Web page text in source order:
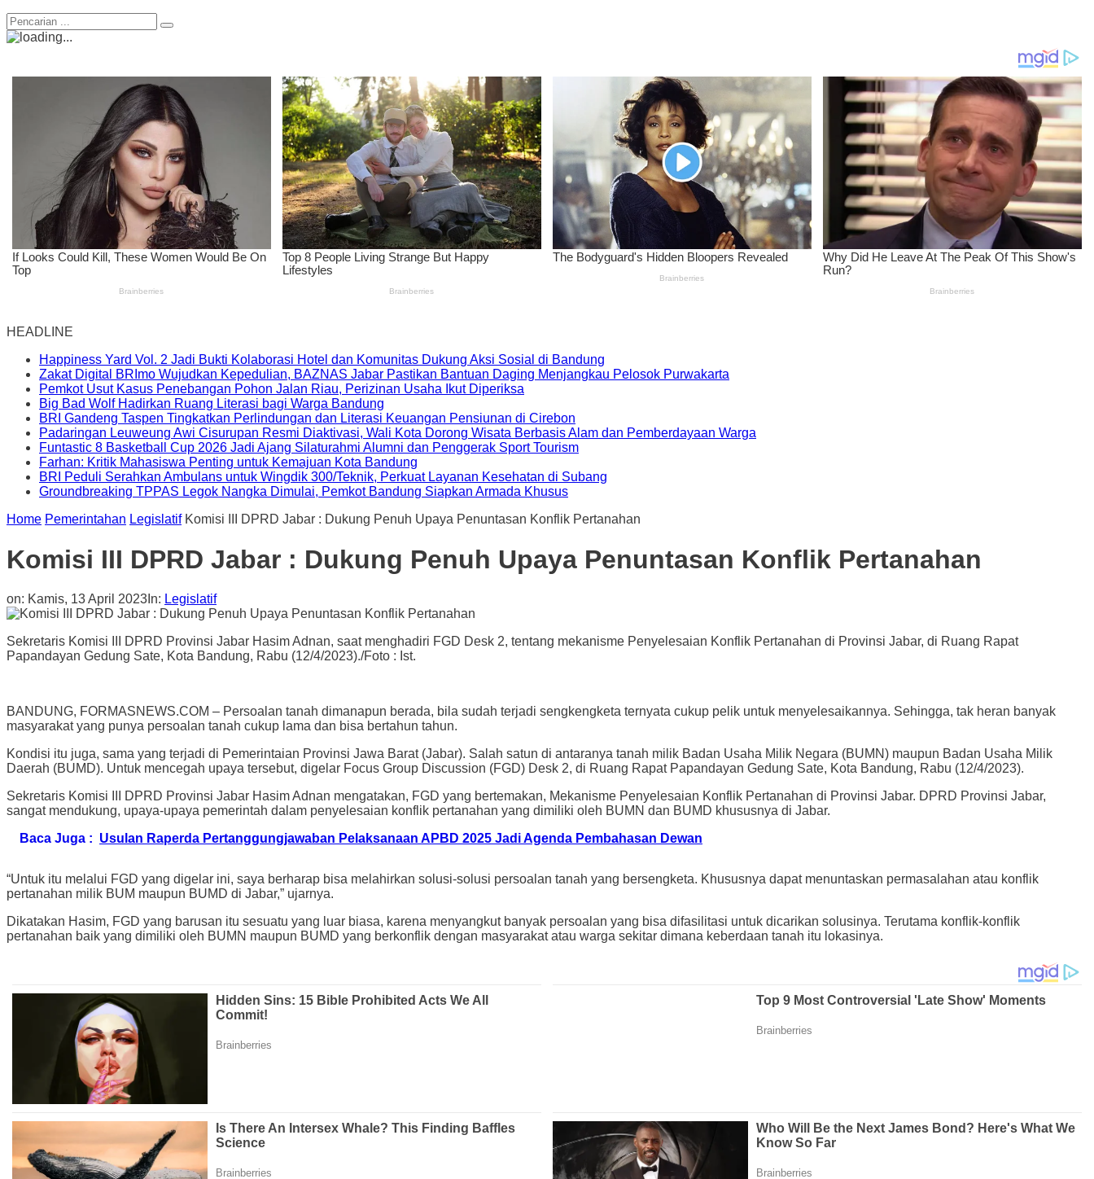
HEADLINE
Happiness Yard Vol. 2 Jadi Bukti Kolaborasi Hotel dan Komunitas Dukung Aksi Sosial di Bandung
Zakat Digital BRImo Wujudkan Kepedulian, BAZNAS Jabar Pastikan Bantuan Daging Menjangkau Pelosok Purwakarta
Pemkot Usut Kasus Penebangan Pohon Jalan Riau, Perizinan Usaha Ikut Diperiksa
Big Bad Wolf Hadirkan Ruang Literasi bagi Warga Bandung
BRI Gandeng Taspen Tingkatkan Perlindungan dan Literasi Keuangan Pensiunan di Cirebon
Padaringan Leuweung Awi Cisurupan Resmi Diaktivasi, Wali Kota Dorong Wisata Berbasis Alam dan Pemberdayaan Warga
Funtastic 8 Basketball Cup 2026 Jadi Ajang Silaturahmi Alumni dan Penggerak Sport Tourism
Farhan: Kritik Mahasiswa Penting untuk Kemajuan Kota Bandung
BRI Peduli Serahkan Ambulans untuk Wingdik 300/Teknik, Perkuat Layanan Kesehatan di Subang
Groundbreaking TPPAS Legok Nangka Dimulai, Pemkot Bandung Siapkan Armada Khusus
Home Pemerintahan Legislatif Komisi III DPRD Jabar : Dukung Penuh Upaya Penuntasan Konflik Pertanahan
Komisi III DPRD Jabar : Dukung Penuh Upaya Penuntasan Konflik Pertanahan
on: Kamis, 13 April 2023 In: Legislatif
Sekretaris Komisi III DPRD Provinsi Jabar Hasim Adnan, saat menghadiri FGD Desk 2, tentang mekanisme Penyelesaian Konflik Pertanahan di Provinsi Jabar, di Ruang Rapat
Papandayan Gedung Sate, Kota Bandung, Rabu (12/4/2023)./Foto : Ist.
BANDUNG, FORMASNEWS.COM – Persoalan tanah dimanapun berada, bila sudah terjadi sengkengketa ternyata cukup pelik untuk menyelesaikannya. Sehingga, tak heran banyak
masyarakat yang punya persoalan tanah cukup lama dan bisa bertahun tahun.
Kondisi itu juga, sama yang terjadi di Pemerintaian Provinsi Jawa Barat (Jabar). Salah satun di antaranya tanah milik Badan Usaha Milik Negara (BUMN) maupun Badan Usaha Milik
Daerah (BUMD). Untuk mencegah upaya tersebut, digelar Focus Group Discussion (FGD) Desk 2, di Ruang Rapat Papandayan Gedung Sate, Kota Bandung, Rabu (12/4/2023).
Sekretaris Komisi III DPRD Provinsi Jabar Hasim Adnan mengatakan, FGD yang bertemakan, Mekanisme Penyelesaian Konflik Pertanahan di Provinsi Jabar. DPRD Provinsi Jabar,
sangat mendukung, upaya-upaya pemerintah dalam penyelesaian konflik pertanahan yang dimiliki oleh BUMN dan BUMD khususnya di Jabar.
Baca Juga : Usulan Raperda Pertanggungjawaban Pelaksanaan APBD 2025 Jadi Agenda Pembahasan Dewan
“Untuk itu melalui FGD yang digelar ini, saya berharap bisa melahirkan solusi-solusi persoalan tanah yang bersengketa. Khususnya dapat menuntaskan permasalahan atau konflik
pertanahan milik BUM maupun BUMD di Jabar,” ujarnya.
Dikatakan Hasim, FGD yang barusan itu sesuatu yang luar biasa, karena menyangkut banyak persoalan yang bisa difasilitasi untuk dicarikan solusinya. Terutama konflik-konflik
pertanahan baik yang dimiliki oleh BUMN maupun BUMD yang berkonflik dengan masyarakat atau warga sekitar dimana keberdaan tanah itu lokasinya.